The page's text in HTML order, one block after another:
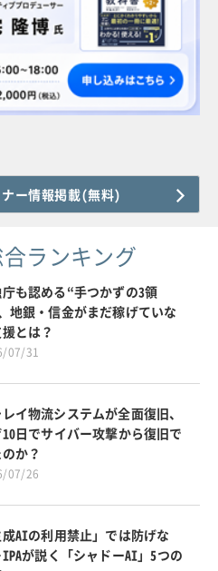
ー情報掲載(無料)
ランキング
も認める“手つかずの3領
地銀・信金がまだ稼げていな
とは？
07/31
イ物流システムが全面復旧、
日でサイバー攻撃から復旧で
か？
07/26
成AIの利用禁止」では防げな
が説く「シャドーAI」5つの